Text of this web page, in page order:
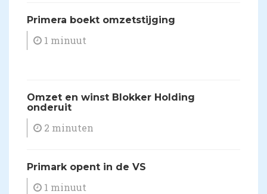
Primera boekt omzetstijging
1 minuut
Omzet en winst Blokker Holding
onderuit
2 minuten
Primark opent in de VS
1 minuut